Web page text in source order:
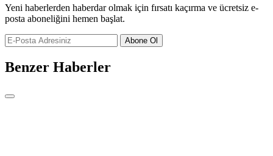
Yeni haberlerden haberdar olmak için fırsatı kaçırma ve ücretsiz e-
posta aboneliğini hemen başlat.
Abone Ol
Benzer Haberler